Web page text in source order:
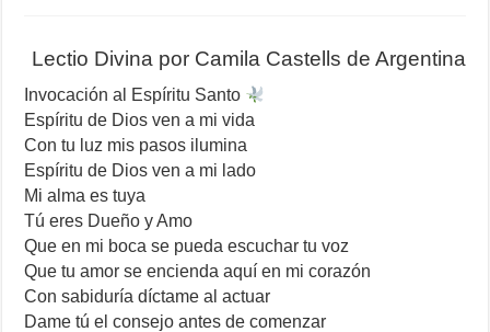
Lectio Divina por Camila Castells de Argentina
Invocación al Espíritu Santo
Espíritu de Dios ven a mi vida
Con tu luz mis pasos ilumina
Espíritu de Dios ven a mi lado
Mi alma es tuya
Tú eres Dueño y Amo
Que en mi boca se pueda escuchar tu voz
Que tu amor se encienda aquí en mi corazón
Con sabiduría díctame al actuar
Dame tú el consejo antes de comenzar